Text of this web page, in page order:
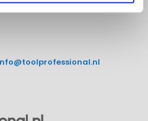
op werkdagen van 9:00 tot